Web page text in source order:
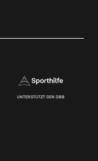
UNTERSTÜTZT DEN DBB